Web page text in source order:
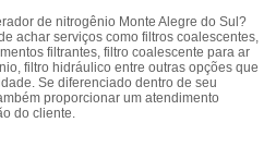
de nitrogênio Monte Alegre do Sul?
achar serviços como filtros coalescentes,
filtrantes, filtro coalescente para ar
filtro hidráulico entre outras opções que
Se diferenciado dentro de seu
proporcionar um atendimento
do cliente.